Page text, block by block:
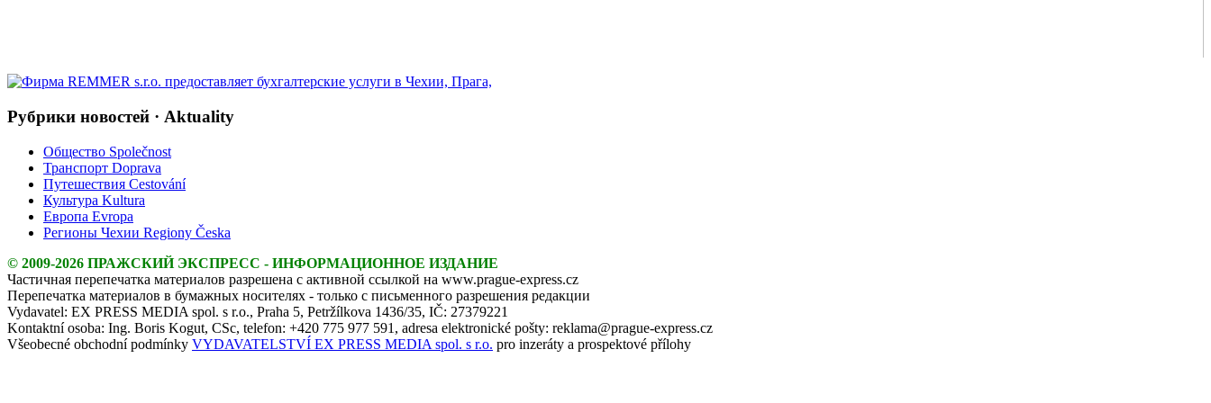
Рубрики новостей · Aktuality
Общество Společnost
Транспорт Doprava
Путешествия Cestování
Культура Kultura
Европа Evropa
Регионы Чехии Regiony Česka
© 2009-2026 ПРАЖСКИЙ ЭКСПРЕСС - ИНФОРМАЦИОННОЕ ИЗДАНИЕ
Частичная перепечатка материалов разрешена с активной ссылкой на www.prague-express.cz
Перепечатка материалов в бумажных носителях - только с письменного разрешения редакции
Vydavatel: EX PRESS MEDIA spol. s r.o., Praha 5, Petržílkova 1436/35, IČ: 27379221
Kontaktní osoba: Ing. Boris Kogut, CSc, telefon: +420 775 977 591, adresa elektronické pošty: reklama@prague-express.cz
Všeobecné obchodní podmínky VYDAVATELSTVÍ EX PRESS MEDIA spol. s r.o. pro inzeráty a prospektové přílohy